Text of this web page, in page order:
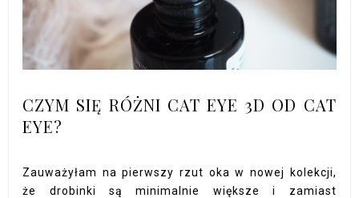
CZYM SIĘ RÓŻNI CAT EYE 3D OD CAT
EYE?
Zauważyłam na pierwszy rzut oka w nowej kolekcji,
że drobinki są minimalnie większe i zamiast